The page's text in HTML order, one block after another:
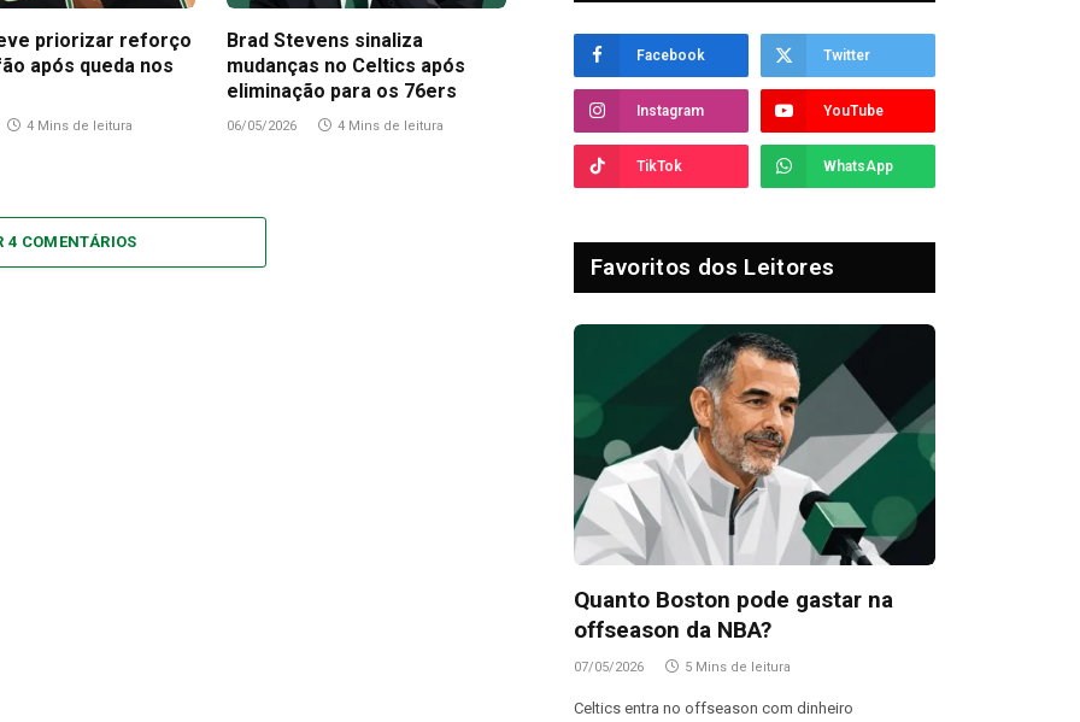
priorizar reforço
após queda nos
4 Mins de leitura
Brad Stevens sinaliza
mudanças no Celtics após
eliminação para os 76ers
06/05/2026 4 Mins de leitura
4 COMENTÁRIOS
Facebook Twitter
Instagram YouTube
TikTok WhatsApp
Favoritos dos Leitores
Quanto Boston pode gastar na
offseason da NBA?
07/05/2026 5 Mins de leitura
Celtics entra no offseason com dinheiro